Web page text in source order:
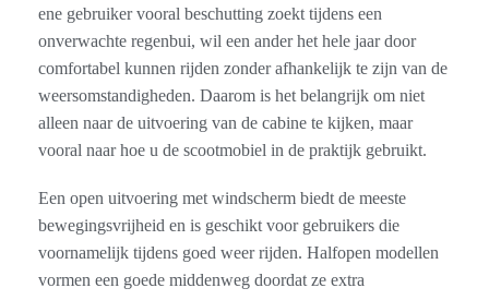
ene gebruiker vooral beschutting zoekt tijdens een
onverwachte regenbui, wil een ander het hele jaar door
comfortabel kunnen rijden zonder afhankelijk te zijn van de
weersomstandigheden. Daarom is het belangrijk om niet
alleen naar de uitvoering van de cabine te kijken, maar
vooral naar hoe u de scootmobiel in de praktijk gebruikt.
Een open uitvoering met windscherm biedt de meeste
bewegingsvrijheid en is geschikt voor gebruikers die
voornamelijk tijdens goed weer rijden. Halfopen modellen
vormen een goede middenweg doordat ze extra